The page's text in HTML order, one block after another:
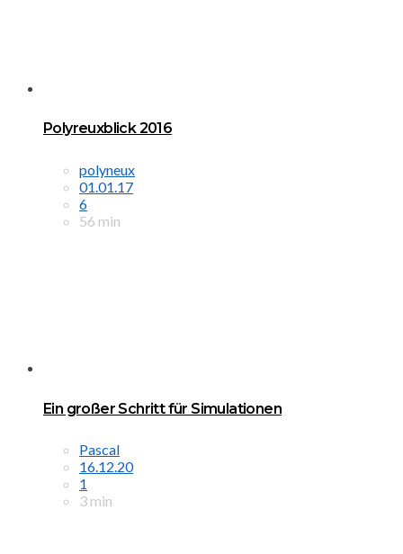
Polyreuxblick 2016
polyneux
01.01.17
6
56 min
Ein großer Schritt für Simulationen
Pascal
16.12.20
1
3 min